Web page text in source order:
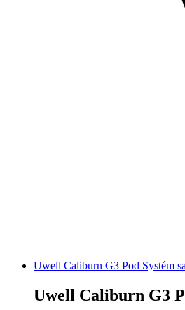
Uwell Caliburn G3 Pod Systém
Uwell Caliburn G3